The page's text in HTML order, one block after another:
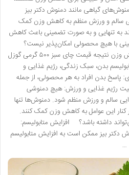
گیاهی مانند دمنوش دکتر بیز
سالم و ورزش منظم به کاهش وزن کمک
به تنهایی و به صورت تضمینی باعث کاهش
با هیچ محصولی امکان‌پذیر نیست؟
عوامل موثر بر کاهش وزن: کاهش وزن نتیجه قیمت چای سبز ۵۰۰ گرمی گوزل
بدن، سبک زندگی، رژیم غذایی و
بدن افراد به هر محصولی، از جمله
رژیم غذایی و ورزش: هیچ دمنوشی
سالم و ورزش منظم شود. دمنوش‌ها تنها
این عوامل به کاهش وزن کمک کنند.
داشته باشد؟ افزایش متابولیسم:
دکتر بیز ممکن است به افزایش متابولیسم
…